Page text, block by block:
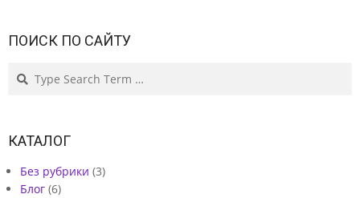
ПОИСК ПО САЙТУ
Search
КАТАЛОГ
Без рубрики (3)
Блог (6)